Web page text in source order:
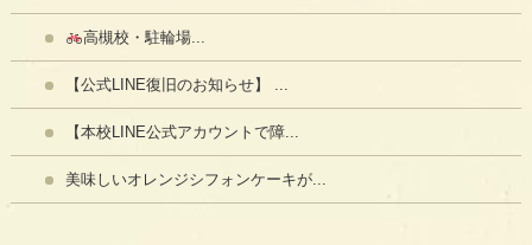
高槻校・駐輪場...
【公式LINE復旧のお知らせ】 ...
【本校LINE公式アカウントで障...
美味しいオレンジシフォンケーキが...